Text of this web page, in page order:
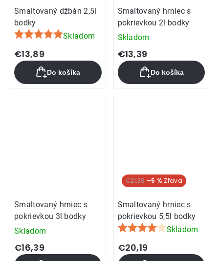
Smaltovaný džbán 2,5l
bodky
Priemerné
hodnotenie
produktu
je
5,0
Skladom
€13,89
Do košíka
Smaltovaný hrniec s
pokrievkou 2l bodky
Skladom
€13,39
Do košíka
Smaltovaný hrniec s
pokrievkou 3l bodky
Skladom
€16,39
€21,39 –5 %
Smaltovaný hrniec s
pokrievkou 5,5l bodky
Priemerné
hodnotenie
produktu
Skladom
€20,19